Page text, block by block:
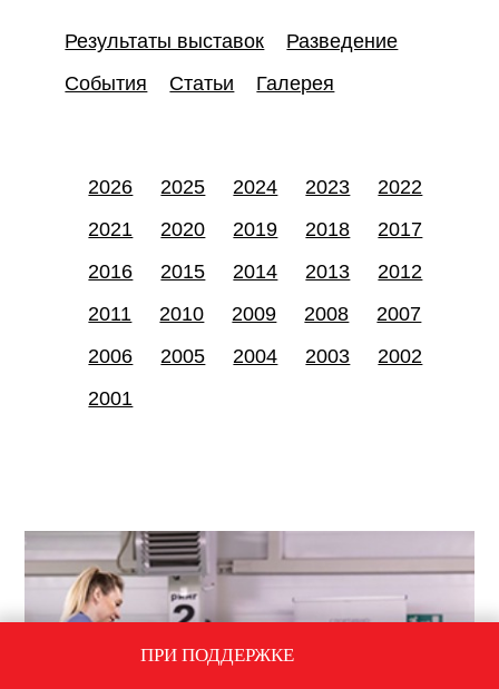
Результаты выставок
Разведение
События
Статьи Галерея
2026 2025 2024 2023
2022
2021
2020 2019 2018
2017
2016
2015 2014 2013
2012
2011
2010 2009 2008
2007
2006
2005 2004 2003
2002
2001
ПРИ ПОДДЕРЖКЕ